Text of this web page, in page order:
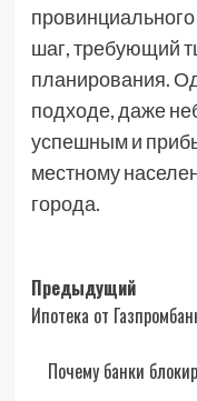
провинциального
шаг, требующий
планирования.
подходе, даже
успешным и
местному
города.
Навигация
записи
Предыдущий
Ипотека от
Почему банки